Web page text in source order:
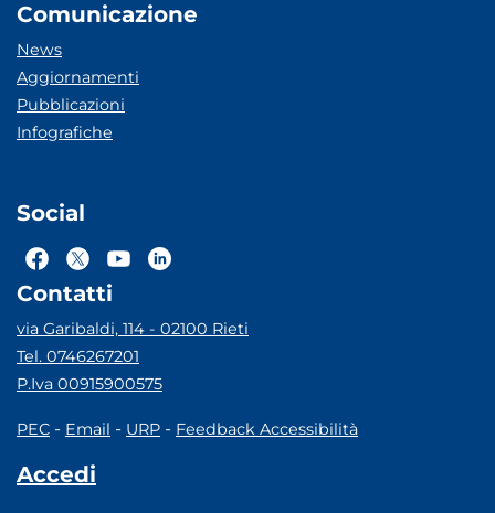
Comunicazione
News
Aggiornamenti
Pubblicazioni
Infografiche
Social
Contatti
via Garibaldi, 114 - 02100 Rieti
Tel. 0746267201
P.Iva 00915900575
PEC - Email - URP - Feedback Accessibilità
Accedi